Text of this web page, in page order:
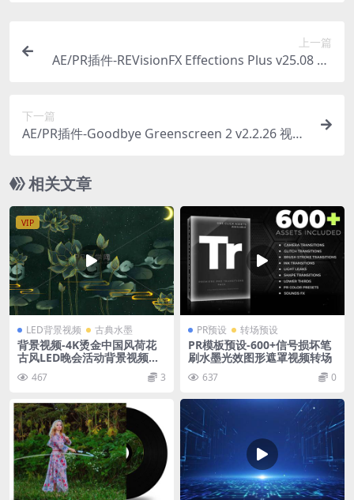
上一篇
AE/PR插件-REVisionFX Effections Plus v25.08 CE
下一篇
AE/PR插件-Goodbye Greenscreen 2 v2.2.26 视频
相关文章
VIP
LED背景视频 古典水墨
背景视频-4K烫金中国风荷花
古风LED晚会活动背景视频素
材 467 3
PR预设 转场预设
PR模板预设-600+信号损坏笔
刷水墨光效图形遮罩视频转场
637 0